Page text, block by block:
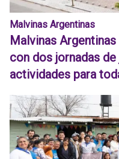
Malvinas Argentinas
Malvinas
con dos jornadas
actividades para